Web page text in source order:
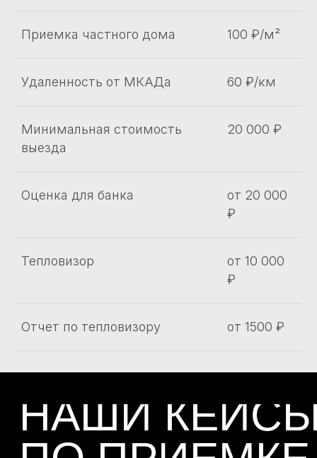
Приемка частного дома 100 ₽/м²
Удаленность от МКАДа 60 ₽/км
Минимальная стоимость
выезда
20 000 ₽
Оценка для банка
от 20 000
₽
Тепловизор
от 10 000
₽
Отчет по тепловизору от 1500 ₽